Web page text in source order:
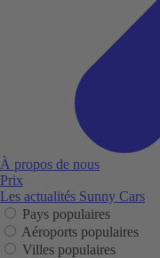
À propos de nous
Prix
Les actualités Sunny Cars
Pays populaires
Aéroports populaires
Villes populaires